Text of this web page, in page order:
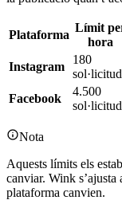
Plataforma
Límit
hora
Instagram
180
Facebook
4.500
Nota
Aquests límits els
canviar. Wink
plataforma canvien.